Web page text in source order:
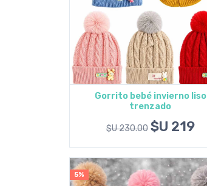
Agregar al carrito
Gorrito bebé invierno liso
trenzado
$U 230.00 $U 219
5%